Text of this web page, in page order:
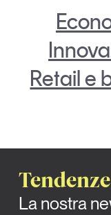
Retail e
La nostra